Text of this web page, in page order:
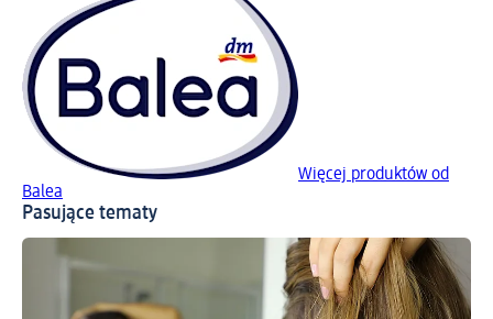
Więcej produktów od
Balea
Pasujące tematy